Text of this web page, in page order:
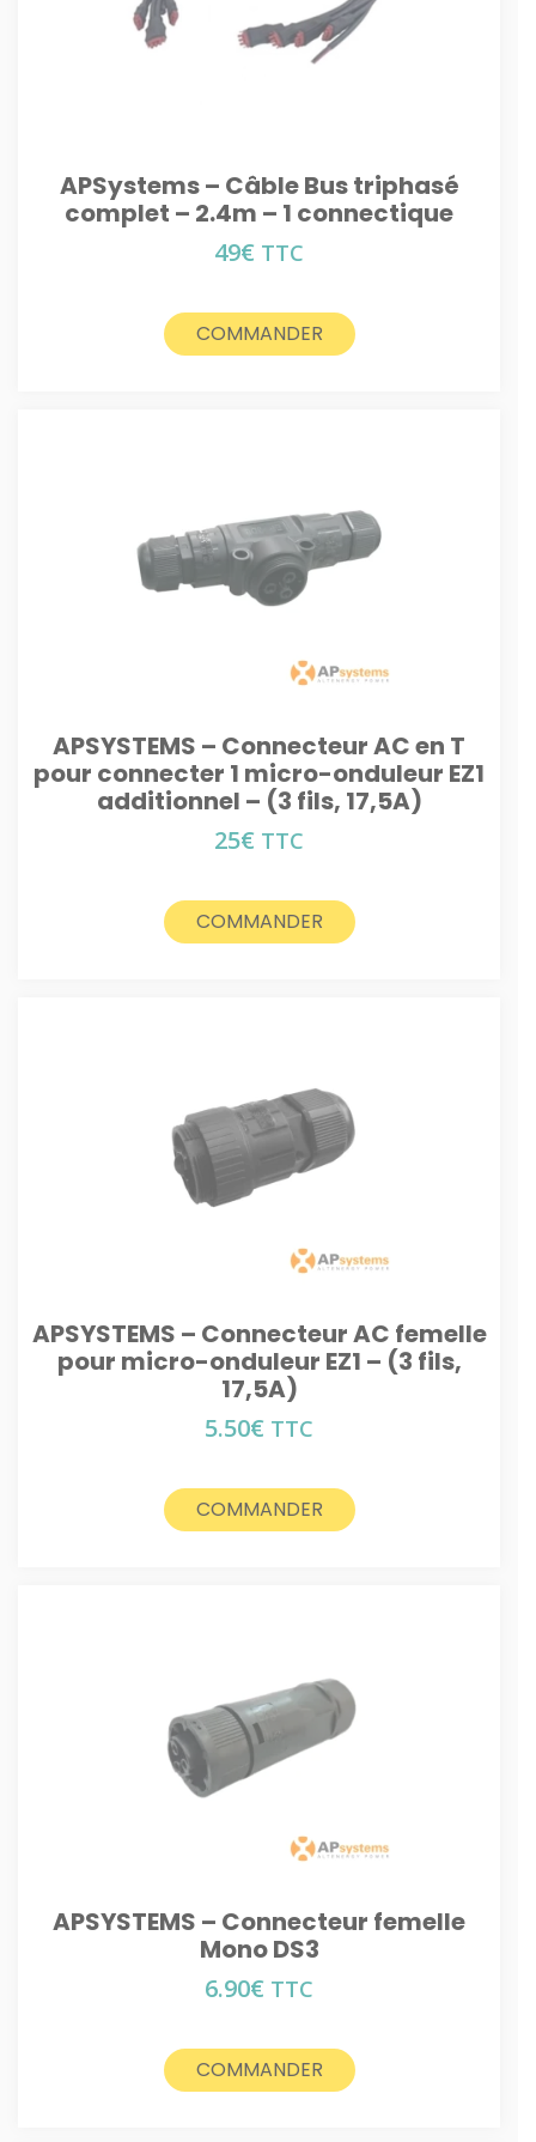
APSystems – Câble Bus triphasé
complet – 2.4m – 1 connectique
49€ TTC
COMMANDER
APSYSTEMS – Connecteur AC en T
pour connecter 1 micro-onduleur EZ1
additionnel – (3 fils, 17,5A)
25€ TTC
COMMANDER
APSYSTEMS – Connecteur AC femelle
pour micro-onduleur EZ1 – (3 fils,
17,5A)
5.50€ TTC
COMMANDER
APSYSTEMS – Connecteur femelle
Mono DS3
6.90€ TTC
COMMANDER